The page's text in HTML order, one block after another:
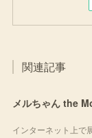
関連記事
メルちゃん the
インターネット上で